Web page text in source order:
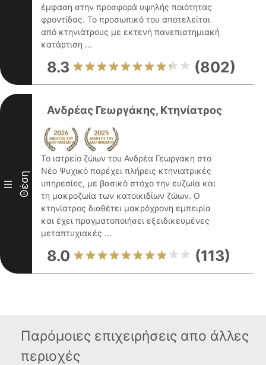
έμφαση στην προσφορά υψηλής ποιότητας
φροντίδας. Το προσωπικό του αποτελείται
από κτηνιάτρους με εκτενή πανεπιστημιακή
κατάρτιση ...
8.3 (802)
III Θέση
Ανδρέας Γεωργάκης, Κτηνίατρος
Το ιατρείο ζώων του Ανδρέα Γεωργάκη στο
Νέο Ψυχικό παρέχει πλήρεις κτηνιατρικές
υπηρεσίες, με βασικό στόχο την ευζωία και
τη μακροζωία των κατοικιδίων ζώων. Ο
κτηνίατρος διαθέτει μακρόχρονη εμπειρία
και έχει πραγματοποιήσει εξειδικευμένες
μεταπτυχιακές ...
8.0 (113)
Παρόμοιες επιχειρήσεις απο άλλες
περιοχές